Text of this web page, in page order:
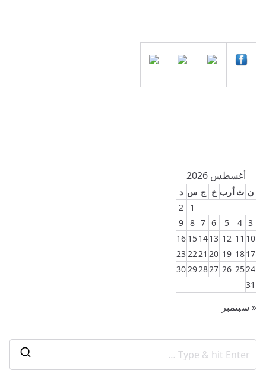
أغسطس 2026
ن ث أرب خ ج س د
1
2
3
4
5
6
7
8
9
10
11
12
13
14
15
16
17
18
19
20
21
22
23
24
25
26
27
28
29
30
31
« سبتمبر